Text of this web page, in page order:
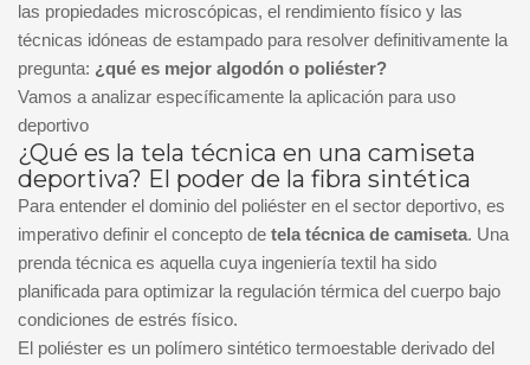
las propiedades microscópicas, el rendimiento físico y las
técnicas idóneas de estampado para resolver definitivamente la
pregunta: ¿qué es mejor algodón o poliéster?
Vamos a analizar específicamente la aplicación para uso
deportivo
¿Qué es la tela técnica en una camiseta
deportiva? El poder de la fibra sintética
Para entender el dominio del poliéster en el sector deportivo, es
imperativo definir el concepto de tela técnica de camiseta. Una
prenda técnica es aquella cuya ingeniería textil ha sido
planificada para optimizar la regulación térmica del cuerpo bajo
condiciones de estrés físico.
El poliéster es un polímero sintético termoestable derivado del